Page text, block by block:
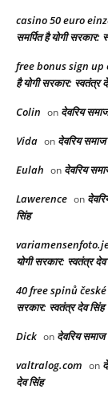
casino 50 euro
समर्पित है योगी सरकार:
free bonus sign
है योगी सरकार: स्वतंत्र
Colin on देवरिय
Vida on देवरिय समाज
Eulah on देवरिय
Lawerence on
सिंह
योगी सरकार: स्वतंत्र देव
40 free spinů
सरकार: स्वतंत्र देव सिंह
Dick on देवरिय समाज
valtralog.com on
देव सिंह